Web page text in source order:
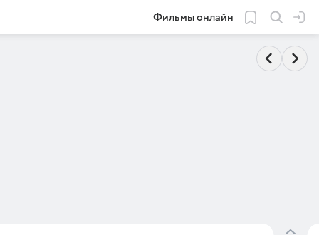
Фильмы онлайн